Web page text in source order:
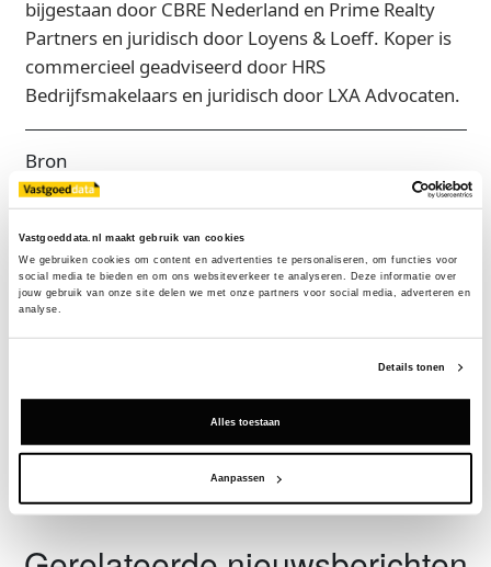
Vastgoeddata.nl maakt gebruik van cookies
We gebruiken cookies om content en advertenties te personaliseren, om functies voor
social media te bieden en om ons websiteverkeer te analyseren. Deze informatie over
jouw gebruik van onze site delen we met onze partners voor social media, adverteren en
analyse.
Details tonen
Alles toestaan
Aanpassen
bijgestaan door CBRE Nederland en Prime Realty
Partners en juridisch door Loyens & Loeff. Koper is
commercieel geadviseerd door HRS
Bedrijfsmakelaars en juridisch door LXA Advocaten.
Bron
CBRE
Exclusief voor licentiehouders
Zie direct welke partijen en panden betrokken zijn bij dit nieuws.
Deze informatie is alleen beschikbaar voor licentiehouders van